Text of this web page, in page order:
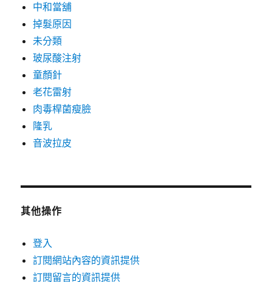
中和當舖
掉髮原因
未分類
玻尿酸注射
童顏針
老花雷射
肉毒桿菌瘦臉
隆乳
音波拉皮
其他操作
登入
訂閱網站內容的資訊提供
訂閱留言的資訊提供